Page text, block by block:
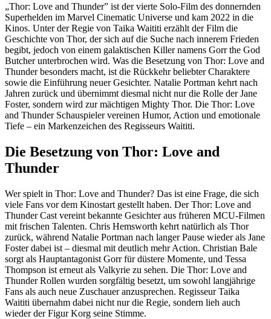
„Thor: Love and Thunder” ist der vierte Solo-Film des donnernden
Superhelden im Marvel Cinematic Universe und kam 2022 in die
Kinos. Unter der Regie von Taika Waititi erzählt der Film die
Geschichte von Thor, der sich auf die Suche nach innerem Frieden
begibt, jedoch von einem galaktischen Killer namens Gorr the God
Butcher unterbrochen wird. Was die Besetzung von Thor: Love and
Thunder besonders macht, ist die Rückkehr beliebter Charaktere
sowie die Einführung neuer Gesichter. Natalie Portman kehrt nach
Jahren zurück und übernimmt diesmal nicht nur die Rolle der Jane
Foster, sondern wird zur mächtigen Mighty Thor. Die Thor: Love
and Thunder Schauspieler vereinen Humor, Action und emotionale
Tiefe – ein Markenzeichen des Regisseurs Waititi.
Die Besetzung von Thor: Love and
Thunder
Wer spielt in Thor: Love and Thunder? Das ist eine Frage, die sich
viele Fans vor dem Kinostart gestellt haben. Der Thor: Love and
Thunder Cast vereint bekannte Gesichter aus früheren MCU-Filmen
mit frischen Talenten. Chris Hemsworth kehrt natürlich als Thor
zurück, während Natalie Portman nach langer Pause wieder als Jane
Foster dabei ist – diesmal mit deutlich mehr Action. Christian Bale
sorgt als Hauptantagonist Gorr für düstere Momente, und Tessa
Thompson ist erneut als Valkyrie zu sehen. Die Thor: Love and
Thunder Rollen wurden sorgfältig besetzt, um sowohl langjährige
Fans als auch neue Zuschauer anzusprechen. Regisseur Taika
Waititi übernahm dabei nicht nur die Regie, sondern lieh auch
wieder der Figur Korg seine Stimme.